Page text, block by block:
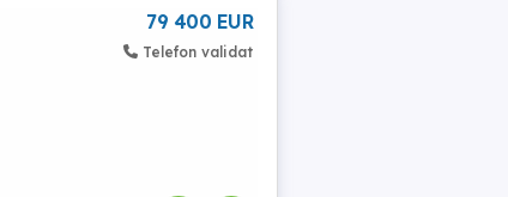
79 400 EUR
Telefon validat